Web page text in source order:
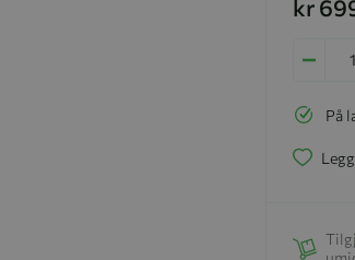
kr
På